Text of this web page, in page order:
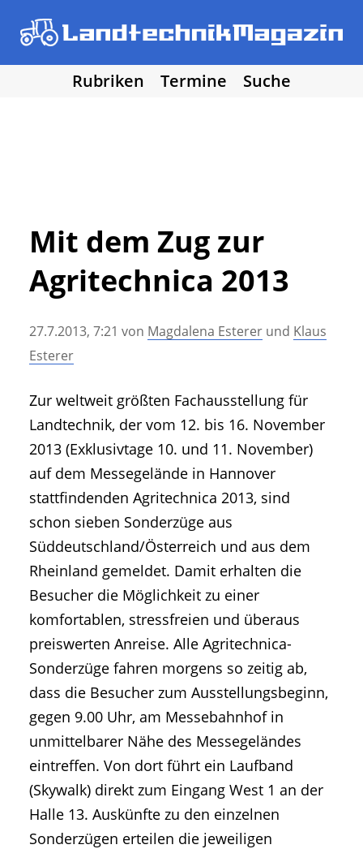
Rubriken Termine
Suche
• Hof- und Stalltechnik
• Forst, Garten und Kommune
• NawaRo und erneuerbare Energie
• Sonstige Landtechnik
• Landtechnik allgemein
• DLG Testberichte
• Messen und Veranstaltungen
• Mitteilung der Redaktion
• Agritechnica Neuheiten Archiv
• Artikel nach Hersteller/Marke
Mit dem Zug zur
Agritechnica 2013
27.7.2013, 7:21 von Magdalena Esterer und Klaus
Esterer
Zur weltweit größten Fachausstellung für
Landtechnik, der vom 12. bis 16. November
2013 (Exklusivtage 10. und 11. November)
auf dem Messegelände in Hannover
stattfindenden Agritechnica 2013, sind
schon sieben Sonderzüge aus
Süddeutschland/Österreich und aus dem
Rheinland gemeldet. Damit erhalten die
Besucher die Möglichkeit zu einer
komfortablen, stressfreien und überaus
preiswerten Anreise. Alle Agritechnica-
Sonderzüge fahren morgens so zeitig ab,
dass die Besucher zum Ausstellungsbeginn,
gegen 9.00 Uhr, am Messebahnhof in
unmittelbarer Nähe des Messegeländes
eintreffen. Von dort führt ein Laufband
(Skywalk) direkt zum Eingang West 1 an der
Halle 13. Auskünfte zu den einzelnen
Sonderzügen erteilen die jeweiligen